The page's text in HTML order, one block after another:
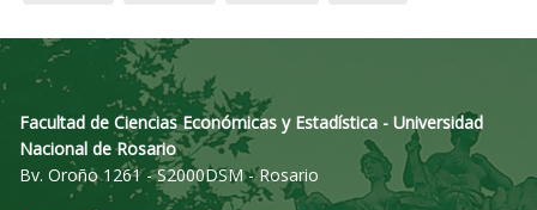
Facultad de Ciencias Económicas y Estadística - Universidad
Nacional de Rosario
Bv. Oroño 1261 - S2000DSM - Rosario